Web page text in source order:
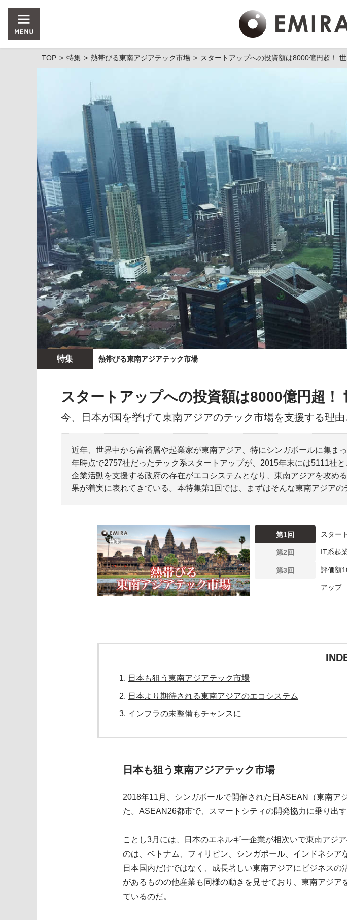
TOP 特集 熱帯びる東南アジアテック市場 スタートアップへの投資額は8000億円超！
特集 熱帯びる東南アジアテック市場
スタートアップへの投資額は8000億円超
今、日本が国を挙げて東南アジアのテック市場を支援する理由
近年、世界中から富裕層や起業家が東南アジア、特にシンガポールに集
年時点で2757社だったテック系スタートアップが、2015年末には5111社
企業活動を支援する政府の存在がエコシステムとなり、東南アジアを攻
果が着実に表れてきている。本特集第1回では、まずはそんな東南アジアの
第1回 スター
第2回 IT系起
第3回 評価額
アップ
日本も狙う東南アジアテック市場
日本より期待される東南アジアのエコシステム
インフラの未整備もチャンスに
日本も狙う東南アジアテック市場
2018年11月、シンガポールで開催された日ASEAN（東南ア
た。ASEAN26都市で、スマートシティの開発協力に乗り出す
ことし3月には、日本のエネルギー企業が相次いで東南アジ
のは、ベトナム、フィリピン、シンガポール、インドネシア
日本国内だけではなく、成長著しい東南アジアにビジネス
があるものの他産業も同様の動きを見せており、東南アジア
ているのだ。